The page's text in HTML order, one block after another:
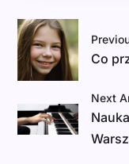
Co
Next